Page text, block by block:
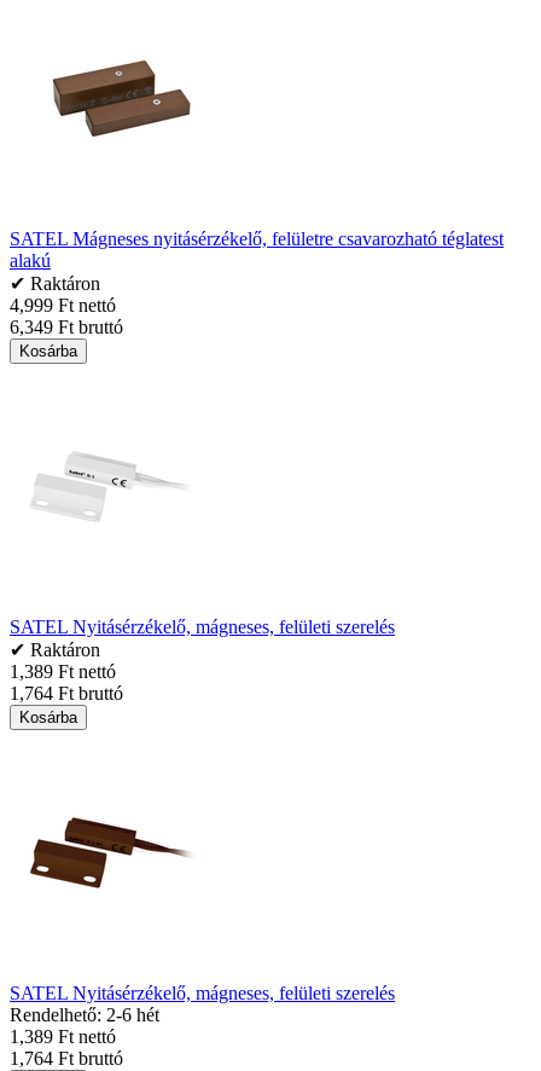
SATEL Mágneses nyitásérzékelő, felületre csavarozható téglatest
alakú
✔ Raktáron
4,999 Ft nettó
6,349 Ft bruttó
Kosárba
SATEL Nyitásérzékelő, mágneses, felületi szerelés
✔ Raktáron
1,389 Ft nettó
1,764 Ft bruttó
Kosárba
SATEL Nyitásérzékelő, mágneses, felületi szerelés
Rendelhető: 2-6 hét
1,389 Ft nettó
1,764 Ft bruttó